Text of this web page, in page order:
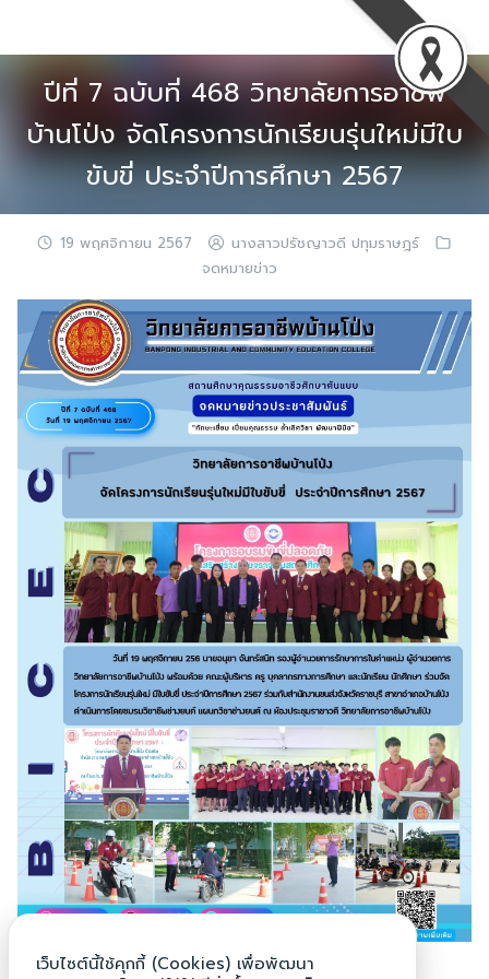
content
Search
for:
Search
ปีที่ 7 ฉบับที่ 468 วิทยาลัยการอาชีพ
บ้านโป่ง จัดโครงการนักเรียนรุ่นใหม่มีใบ
ขับขี่ ประจำปีการศึกษา 2567
19 พฤศจิกายน 2567
นางสาวปรัชญาวดี ปทุมราษฎร์
จดหมายข่าว
เว็บไซต์นี้ใช้คุกกี้ (Cookies) เพื่อพัฒนา